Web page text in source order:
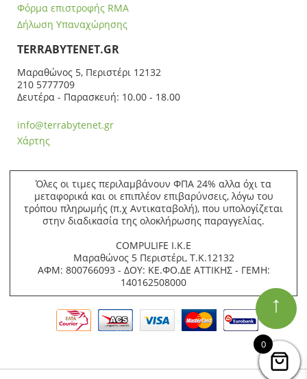
Φόρμα επιστροφής RMA
Δήλωση Υπαναχώρησης
ΤERRABYTENET.GR
Μαραθώνος 5, Περιστέρι 12132
210 5777709
Δευτέρα - Παρασκευή: 10.00 - 18.00
info@terrabytenet.gr
Χάρτης
Όλες οι τιμες περιλαμβάνουν ΦΠΑ 24% αλλα όχι τα
μεταφορικά και οι επιπλέον επιβαρύνσεις, λόγω του
τρόπου πληρωμής (π.χ Αντικαταβολή), που υπολογίζεται
στην διαδικασία της ολοκλήρωσης παραγγελίας.
COMPULIFE Ι.Κ.Ε
Μαραθώνος 5 Περιστέρι, Τ.Κ.12132
ΑΦΜ: 800766093 - ΔΟΥ: ΚΕ.ΦΟ.ΔΕ ΑΤΤΙΚΗΣ - ΓΕΜΗ:
140162508000
↑
0